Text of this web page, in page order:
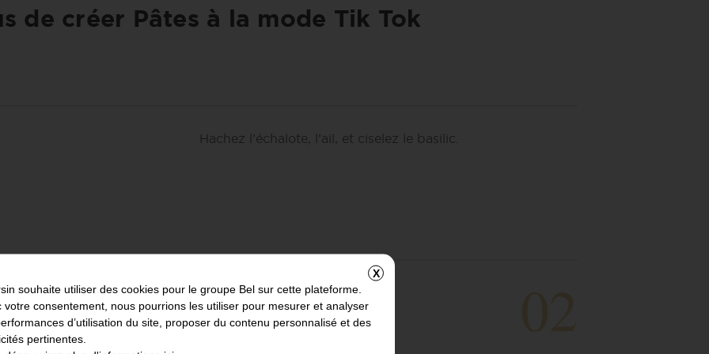
de créer Pâtes à la mode Tik Tok
Hachez l’échalote, l’ail, et ciselez le basilic.
d’un plat allant au
et l’ail autour du
d’huile végétale ainsi
X
souhaite utiliser des cookies pour le groupe Bel sur cette plateforme.
votre consentement, nous pourrions les utiliser pour mesurer et analyser
d’utilisation du site, proposer du contenu personnalisé et des
pertinentes.